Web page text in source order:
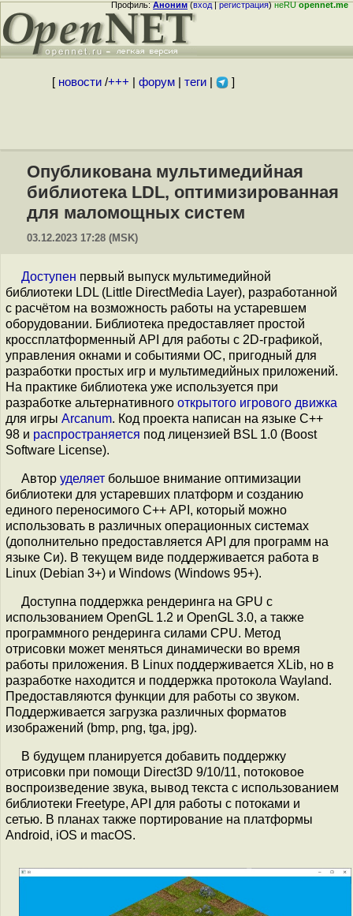
Профиль:Аноним(вход|регистрация)неRUopennet.me
[ новости/+++ форум| теги| ]
Опубликована мультимедийная
библиотека LDL, оптимизированная
для маломощных систем
03.12.2023 17:28 (MSK)
Доступен первый выпуск мультимедийной
библиотеки LDL (Little DirectMedia Layer), разработанной
с расчётом на возможность работы на устаревшем
оборудовании. Библиотека предоставляет простой
кроссплатформенный API для работы с 2D-графикой,
управления окнами и событиями ОС, пригодный для
разработки простых игр и мультимедийных приложений.
На практике библиотека уже используется при
разработке альтернативного открытого игрового движка
для игры Arcanum. Код проекта написан на языке С++
98 и распространяется под лицензией BSL 1.0 (Boost
Software License).
Автор уделяет большое внимание оптимизации
библиотеки для устаревших платформ и созданию
единого переносимого С++ API, который можно
использовать в различных операционных системах
(дополнительно предоставляется API для программ на
языке Си). В текущем виде поддерживается работа в
Linux (Debian 3+) и Windows (Windows 95+).
Доступна поддержка рендеринга на GPU с
использованием OpenGL 1.2 и OpenGL 3.0, а также
программного рендеринга силами CPU. Метод
отрисовки может меняться динамически во время
работы приложения. В Linux поддерживается XLib, но в
разработке находится и поддержка протокола Wayland.
Предоставляются функции для работы со звуком.
Поддерживается загрузка различных форматов
изображений (bmp, png, tga, jpg).
В будущем планируется добавить поддержку
отрисовки при помощи Direct3D 9/10/11, потоковое
воспроизведение звука, вывод текста с использованием
библиотеки Freetype, API для работы с потоками и
сетью. В планах также портирование на платформы
Android, iOS и macOS.